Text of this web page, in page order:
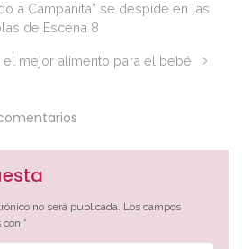
a Campanita” se despide en las
de Escena 8
el mejor alimento para el bebé
no será publicada. Los campos
con *